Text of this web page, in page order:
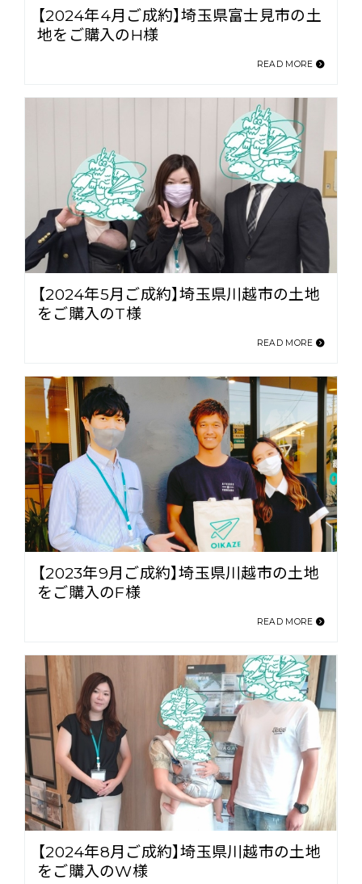
【2024年4月ご成約】埼玉県富士見市の土
地をご購入のH様
READ MORE
【2024年5月ご成約】埼玉県川越市の土地
をご購入のT様
READ MORE
【2023年9月ご成約】埼玉県川越市の土地
をご購入のF様
READ MORE
【2024年8月ご成約】埼玉県川越市の土地
をご購入のW様